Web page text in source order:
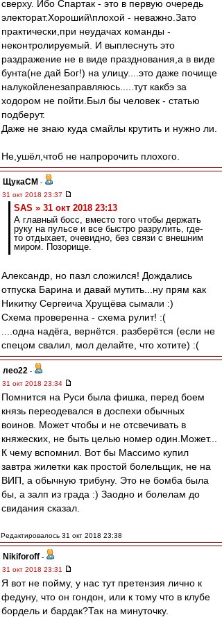
сверху. Ибо Спартак - это в первую очередь
электорат.Хороший\плохой - неважно.Зато
практически,при неудачах команды -
неконтролируемый. И выплеснуть это
раздражение не в виде празднования,а в виде
бунта(не дай Бог!) на улицу....это даже почище
налукойленезаправляюсь.....тут какбэ за
ходором не пойти.Был бы человек - статью
подберут.
Даже не знаю куда смайлы крутить и нужно ли.
Не,ушёл,чтоб не напророчить плохого.
ЩукаСМ -
31 окт 2018 23:37
SAS » 31 окт 2018 23:13
А главный босс, вместо того чтобы держать
руку на пульсе и все быстро разрулить, где-
то отдыхает, очевидно, без связи с внешним
миром. Позорище.
Александр, но пазл сложился! Дождались
отпуска Барина и давай мутить...ну прям как
Никитку Сергеича Хрущёва сымали :)
Схема проверенна - схема рулит! :(
....одна надёга, вернётся. разберётся (если не
спецом свалил, мол делайте, что хотите) :(
лео22 -
31 окт 2018 23:34
Помнится на Руси была фишка, перед боем
князь переодевался в доспехи обычных
воинов. Может чтобы и не отсвечивать в
княжеских, не быть целью номер один.Может...
К чему вспомнил. Вот бы Массимо купил
завтра жилетки как простой болельщик, не на
ВИП, а обычную трибуну. Это не бомба была
бы, а залп из града :) Заодно и болелам до
свидания сказал.
Редактировалось 31 окт 2018 23:38
Nikiforoff -
31 окт 2018 23:31
Я вот не пойму, у нас тут претензия лично к
федуну, что он гондон, или к тому что в клубе
бордель и бардак?Так на минуточку.